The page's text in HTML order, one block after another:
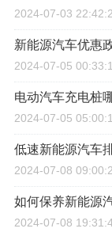
2024-07-03
新能源汽车优惠
2024-07-05
电动汽车充电桩
2024-07-05
低速新能源汽车
2024-07-08
如何保养新能源
2024-07-08